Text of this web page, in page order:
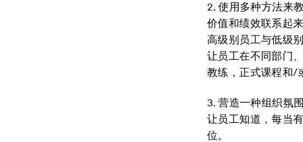
2. 使用多种方法来
价值和绩效联系起
高级别员工与低级
让员工在不同部门
教练，正式课程和/
3. 营造一种组织氛
让员工知道，每当
位。